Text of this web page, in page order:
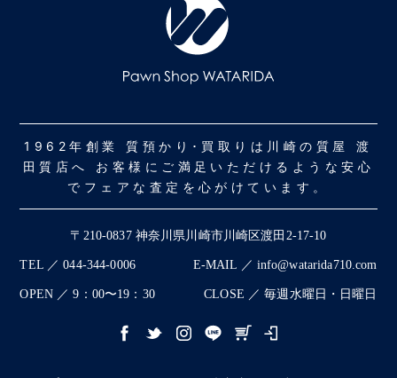
1962年創業 質預かり･買取りは川崎の質屋 渡
田質店へ お客様にご満足いただけるような安心
でフェアな査定を心がけています。
〒210-0837 神奈川県川崎市川崎区渡田2-17-10
TEL ／ 044-344-0006 E-MAIL ／ info@watarida710.com
OPEN ／ 9：00〜19：30 CLOSE ／ 毎週水曜日・日曜日